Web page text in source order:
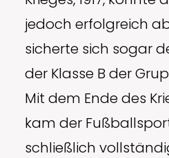
jedoch erfolgreich
sicherte sich sogar
der Klasse B der
Mit dem Ende des
kam der
schließlich